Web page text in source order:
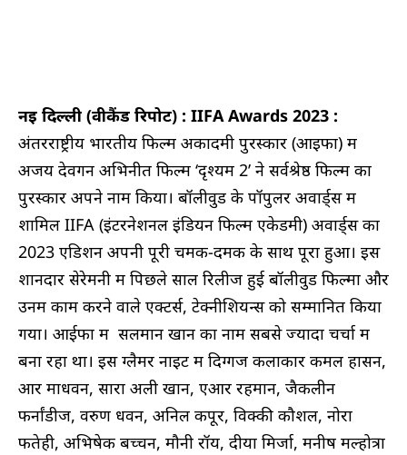
नई दिल्ली (वीकैंड रिपोर्ट) : IIFA Awards 2023 :
अंतरराष्ट्रीय भारतीय फिल्म अकादमी पुरस्कार (आइफा) में
अजय देवगन अभिनीत फिल्म ‘दृश्यम 2’ ने सर्वश्रेष्ठ फिल्म का
पुरस्कार अपने नाम किया। बॉलीवुड के पॉपुलर अवार्ड्स में
शामिल IIFA (इंटरनेशनल इंडियन फिल्म एकेडमी) अवार्ड्स का
2023 एडिशन अपनी पूरी चमक-दमक के साथ पूरा हुआ। इस
शानदार सेरेमनी में पिछले साल रिलीज हुई बॉलीवुड फिल्मों और
उनमें काम करने वाले एक्टर्स, टेक्नीशियन्स को सम्मानित किया
गया। आईफा में सलमान खान का नाम सबसे ज्यादा चर्चा में
बना रहा था। इस ग्लैमर नाइट में दिग्गज कलाकार कमल हासन,
आर माधवन, सारा अली खान, एआर रहमान, जैकलीन
फर्नांडीज, वरुण धवन, अनिल कपूर, विक्की कौशल, नोरा
फतेही, अभिषेक बच्चन, मौनी रॉय, दीया मिर्जा, मनीष मल्होत्रा